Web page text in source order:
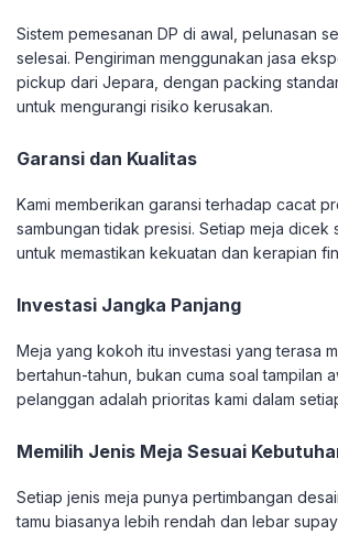
Sistem pemesanan DP di awal, pelunasan
selesai. Pengiriman menggunakan jasa
pickup dari Jepara, dengan packing
untuk mengurangi risiko kerusakan.
Garansi dan Kualitas
Kami memberikan garansi terhadap cacat
sambungan tidak presisi. Setiap meja dicek
untuk memastikan kekuatan dan kerapian
Investasi Jangka Panjang
Meja yang kokoh itu investasi yang terasa
bertahun-tahun, bukan cuma soal tampilan
pelanggan adalah prioritas kami dalam
Memilih Jenis Meja Sesuai
Setiap jenis meja punya pertimbangan
tamu biasanya lebih rendah dan lebar